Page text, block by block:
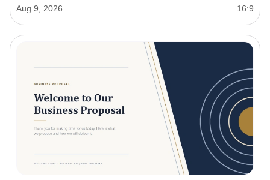
Aug 9, 2026 16:9